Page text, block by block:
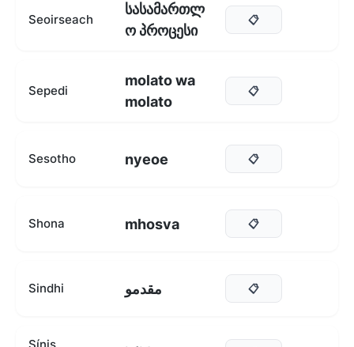
Seoirseach
სასამართლ
ო პროცესი
📋
Sepedi
molato wa
molato
📋
Sesotho nyeoe 📋
Shona mhosva 📋
Sindhi مقدمو 📋